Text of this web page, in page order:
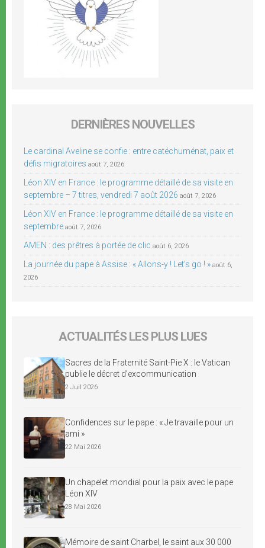
DERNIÈRES NOUVELLES
Le cardinal Aveline se confie : entre catéchuménat, paix et
défis migratoires août 7, 2026
Léon XIV en France : le programme détaillé de sa visite en
septembre – 7 titres, vendredi 7 août 2026 août 7, 2026
Léon XIV en France : le programme détaillé de sa visite en
septembre août 7, 2026
AMEN : des prêtres à portée de clic août 6, 2026
La journée du pape à Assise : « Allons-y ! Let’s go ! » août 6,
2026
ACTUALITÉS LES PLUS LUES
Sacres de la Fraternité Saint-Pie X : le Vatican
publie le décret d’excommunication
2 Juil 2026
Confidences sur le pape : « Je travaille pour un
ami »
22 Mai 2026
Un chapelet mondial pour la paix avec le pape
Léon XIV
28 Mai 2026
Mémoire de saint Charbel, le saint aux 30 000